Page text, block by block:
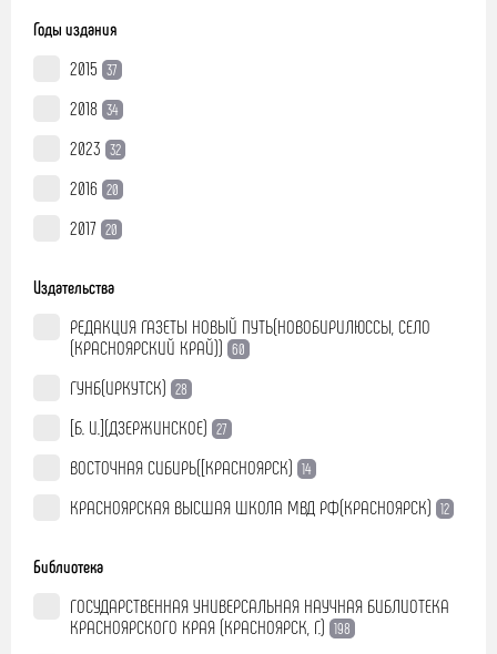
Годы издания
2015 37
2018 34
2023 32
2016 20
2017 20
Издательства
РЕДАКЦИЯ ГАЗЕТЫ НОВЫЙ ПУТЬ(НОВОБИРИЛЮССЫ, СЕЛО
(КРАСНОЯРСКИЙ КРАЙ)) 60
ГУНБ(ИРКУТСК) 28
[Б. И.](ДЗЕРЖИНСКОЕ) 27
ВОСТОЧНАЯ СИБИРЬ([КРАСНОЯРСК) 14
КРАСНОЯРСКАЯ ВЫСШАЯ ШКОЛА МВД РФ(КРАСНОЯРСК) 12
Библиотека
ГОСУДАРСТВЕННАЯ УНИВЕРСАЛЬНАЯ НАУЧНАЯ БИБЛИОТЕКА
КРАСНОЯРСКОГО КРАЯ (КРАСНОЯРСК, Г.) 198